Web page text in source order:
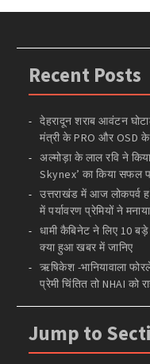
Recent Posts
देहरादून शराब आवंटन
मंत्री के PRO और OSD के
अल्मोड़ा के लाल रवि ने
Skynex’ का किया सफल
उत्तराखंड में आज लोकपर्व
में पर्यावरण प्रेमियों ने
धामी कैबिनेट ने लिए 10
क्या हुआ खबर में जानिए
ऋषिकेश -भानियावाला
प्रेमी चिंतित तो NHAI को
Jump to